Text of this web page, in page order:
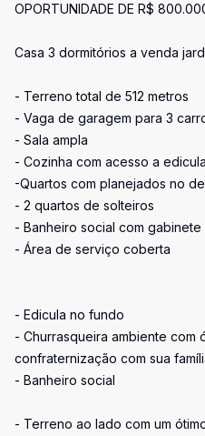
OPORTUNIDADE DE R$
Casa 3 dormitórios a venda
- Terreno total de 512 metros
- Vaga de garagem para 3
- Sala ampla
- Cozinha com acesso a
-Quartos com planejados no
- 2 quartos de solteiros
- Banheiro social com
- Área de serviço coberta
- Edicula no fundo
- Churrasqueira ambiente com
confraternização com sua
- Banheiro social
- Terreno ao lado com um